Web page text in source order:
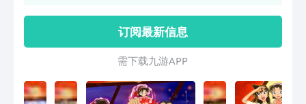
兰，阿笠博士，灰原哀，赤井秀一等伙伴
悉数登场。人物设计全面贴合原作设定，
人物动作精心打磨。独特的对战系统，丰
富的伙伴技能，烧脑的战斗分配，点燃紧
张刺激的对战体验！全新料理系统上线，
让你在战斗之余享受美好时光！
订阅最新信息
需 下 载 九 游 A P P